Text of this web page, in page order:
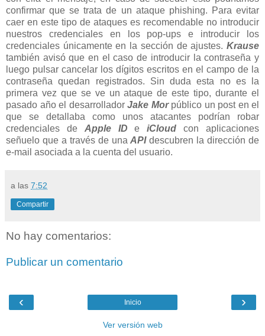
confirmar que se trata de un ataque phishing. Para evitar
caer en este tipo de ataques es recomendable no introducir
nuestros credenciales en los pop-ups e introducir los
credenciales únicamente en la sección de ajustes. Krause
también avisó que en el caso de introducir la contraseña y
luego pulsar cancelar los dígitos escritos en el campo de la
contraseña quedan registrados. Sin duda esta no es la
primera vez que se ve un ataque de este tipo, durante el
pasado año el desarrollador Jake Morpúblico un post en el
que se detallaba como unos atacantes podrían robar
credenciales de Apple ID eiCloudcon aplicaciones
señuelo que a través de unaAPIdescubren la dirección de
e-mail asociada a la cuenta del usuario.
a las 7:52
Compartir
No hay comentarios:
Publicar un comentario
‹ ›
Inicio
Ver versión web